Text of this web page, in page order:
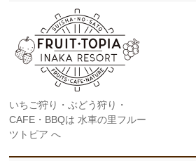
いちご狩り・ぶどう狩り・
CAFE・BBQは 水車の里フルー
ツトピア へ